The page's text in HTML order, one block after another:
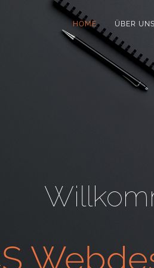
HOME ÜBER UNS